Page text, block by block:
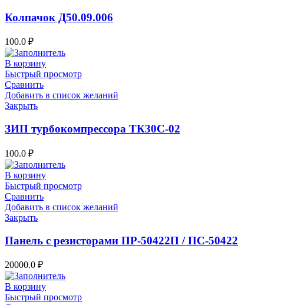
Колпачок Д50.09.006
100.0 ₽
В корзину
Быстрый просмотр
Сравнить
Добавить в список желаний
Закрыть
ЗИП турбокомпрессора ТК30С-02
100.0 ₽
В корзину
Быстрый просмотр
Сравнить
Добавить в список желаний
Закрыть
Панель с резисторами ПР-50422П / ПС-50422
20000.0 ₽
В корзину
Быстрый просмотр